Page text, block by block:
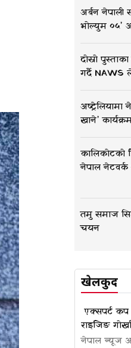
अर्बन नेपाली
भोल्युम ०५’
दोस्रो
गर्दै
अष्ट्रेलियामा
खाने’
कालिकोटको
नेपाल नेटवर्क
तमु समाज
चयन
खेलकुद
एक्सपर्ट कप
राइजिङ
नेपाल न्यूज